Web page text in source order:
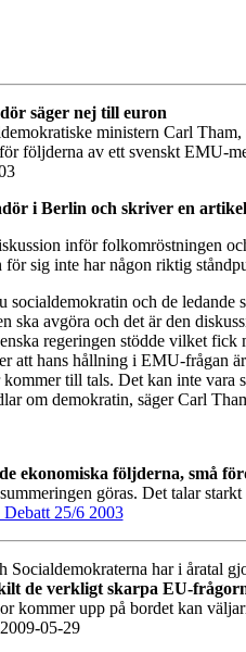
säger nej till euron
ministern Carl
följderna av ett svenskt EMU-
i Berlin och skriver en
inför folkomröstningen
för sig inte har någon riktig
socialdemokratin och de ledande
ska avgöra och det är den
regeringen stödde vilket fick
att hans hållning i EMU-frågan
till tals. Det kan inte vara
om demokratin, säger Carl
ekonomiska följderna, små
göras. Det talar
25/6 2003
Socialdemokraterna har i åratal
de verkligt skarpa EU-
kommer upp på bordet kan
05-29